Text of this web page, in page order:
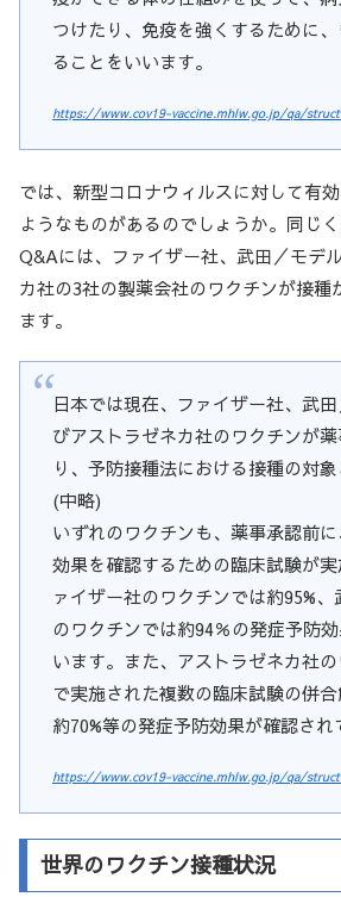
つけたり、免疫を強くするために
ることをいいます。
https://www.cov19-vaccine.mhlw.go.jp/qa/
では、新型コロナウィルスに対して有
ようなものがあるのでしょうか。同じ
Q&Aには、ファイザー社、武田／モデ
カ社の3社の製薬会社のワクチンが接種
ます。
日本では現在、ファイザー社、武
びアストラゼネカ社のワクチンが
り、予防接種法における接種の対象
(中略)
いずれのワクチンも、薬事承認前
効果を確認するための臨床試験が
ァイザー社のワクチンでは約95%
のワクチンでは約94％の発症予防
います。また、アストラゼネカ社
で実施された複数の臨床試験の併合
約70%等の発症予防効果が確認され
https://www.cov19-vaccine.mhlw.go.jp/qa/
世界のワクチン接種状況